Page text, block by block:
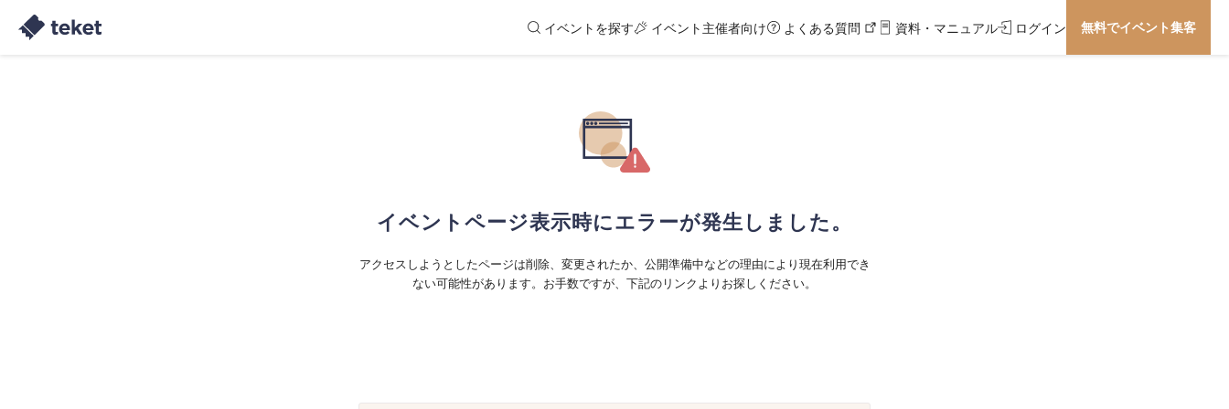
イベントを探す イベント主催者向け よくある質問 資料・マニュアル ログイン 無料でイベント集客
イベントページ表示時にエラーが発生しました。
アクセスしようとしたページは削除、変更されたか、公開準備中などの理由により現在利用でき
ない可能性があります。お手数ですが、下記のリンクよりお探しください。